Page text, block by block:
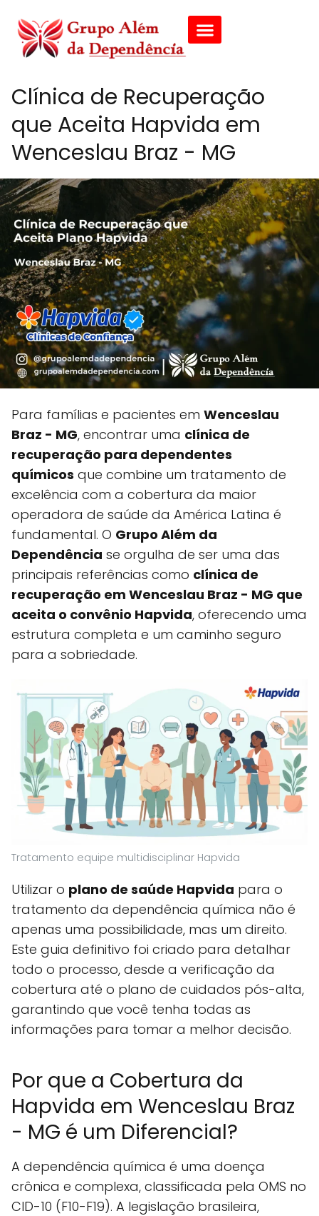
Clínica de Recuperação
que Aceita Hapvida em
Wenceslau Braz - MG
Para famílias e pacientes em Wenceslau
Braz - MG, encontrar uma clínica de
recuperação para dependentes
químicos que combine um tratamento de
excelência com a cobertura da maior
operadora de saúde da América Latina é
fundamental. O Grupo Além da
Dependência se orgulha de ser uma das
principais referências como clínica de
recuperação em Wenceslau Braz - MG que
aceita o convênio Hapvida, oferecendo uma
estrutura completa e um caminho seguro
para a sobriedade.
Tratamento equipe multidisciplinar Hapvida
Utilizar o plano de saúde Hapvida para o
tratamento da dependência química não é
apenas uma possibilidade, mas um direito.
Este guia definitivo foi criado para detalhar
todo o processo, desde a verificação da
cobertura até o plano de cuidados pós-alta,
garantindo que você tenha todas as
informações para tomar a melhor decisão.
Por que a Cobertura da
Hapvida em Wenceslau Braz
- MG é um Diferencial?
A dependência química é uma doença
crônica e complexa, classificada pela OMS no
CID-10 (F10-F19). A legislação brasileira,